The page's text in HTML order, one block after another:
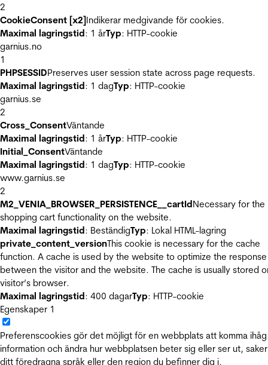
2
CookieConsent [x2]Indikerar medgivande för cookies.
Maximal lagringstid: 1 årTyp: HTTP-cookie
garnius.no
1
PHPSESSIDPreserves user session state across page requests.
Maximal lagringstid: 1 dagTyp: HTTP-cookie
garnius.se
2
Cross_ConsentVäntande
Maximal lagringstid: 1 årTyp: HTTP-cookie
Initial_ConsentVäntande
Maximal lagringstid: 1 dagTyp: HTTP-cookie
www.garnius.se
2
M2_VENIA_BROWSER_PERSISTENCE__cartIdNecessary for the
shopping cart functionality on the website.
Maximal lagringstid: BeständigTyp: Lokal HTML-lagring
private_content_versionThis cookie is necessary for the cache
function. A cache is used by the website to optimize the
between the visitor and the website. The cache is usually stored
visitor’s browser.
Maximal lagringstid: 400 dagarTyp: HTTP-cookie
Egenskaper 1
Preferenscookies gör det möjligt för en webbplats att komma ihåg
information och ändra hur webbplatsen beter sig eller ser ut,
ditt föredragna språk eller den region du befinner dig i.